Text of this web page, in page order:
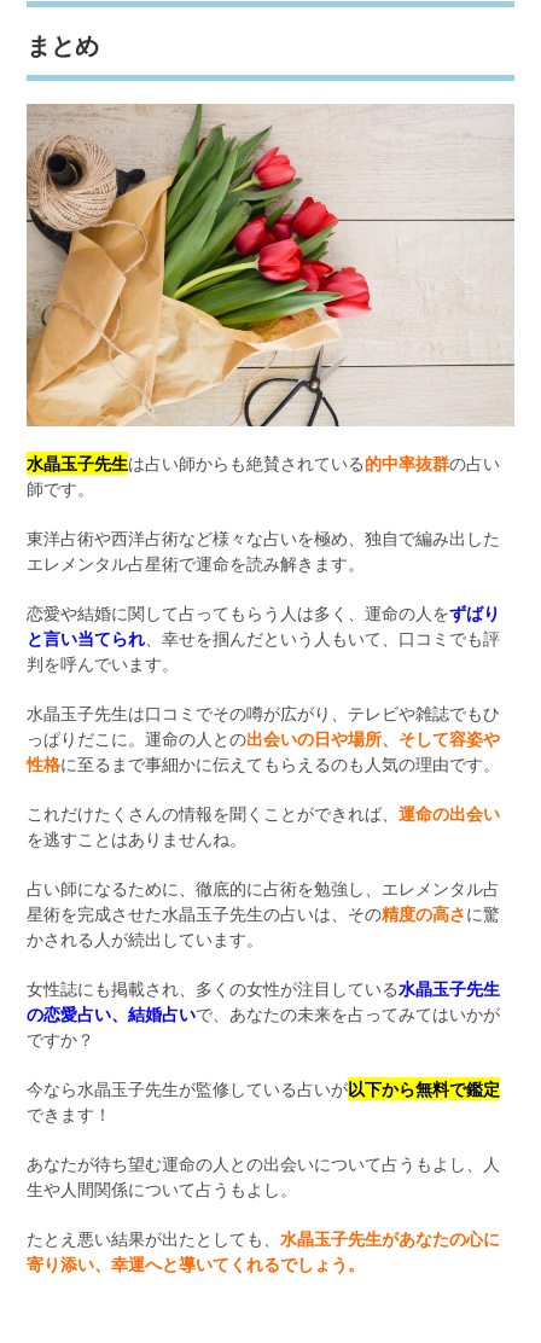
まとめ
水晶玉子先生は占い師からも絶賛されている的中率抜群の占い
師です。
東洋占術や西洋占術など様々な占いを極め、独自で編み出した
エレメンタル占星術で運命を読み解きます。
恋愛や結婚に関して占ってもらう人は多く、運命の人をずばり
と言い当てられ、幸せを掴んだという人もいて、口コミでも評
判を呼んでいます。
水晶玉子先生は口コミでその噂が広がり、テレビや雑誌でもひ
っぱりだこに。運命の人との出会いの日や場所、そして容姿や
性格に至るまで事細かに伝えてもらえるのも人気の理由です。
これだけたくさんの情報を聞くことができれば、運命の出会い
を逃すことはありませんね。
占い師になるために、徹底的に占術を勉強し、エレメンタル占
星術を完成させた水晶玉子先生の占いは、その精度の高さに驚
かされる人が続出しています。
女性誌にも掲載され、多くの女性が注目している水晶玉子先生
の恋愛占い、結婚占いで、あなたの未来を占ってみてはいかが
ですか？
今なら水晶玉子先生が監修している占いが以下から無料で鑑定
できます！
あなたが待ち望む運命の人との出会いについて占うもよし、人
生や人間関係について占うもよし。
たとえ悪い結果が出たとしても、水晶玉子先生があなたの心に
寄り添い、幸運へと導いてくれるでしょう。